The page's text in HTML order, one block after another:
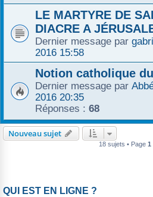
LE MARTYRE DE
DIACRE A
Dernier message par
2016 15:58
Notion catholique
Dernier message par
2016 20:35
Réponses : 68
Nouveau sujet
18 sujets • Page 1
QUI EST EN LIGNE ?